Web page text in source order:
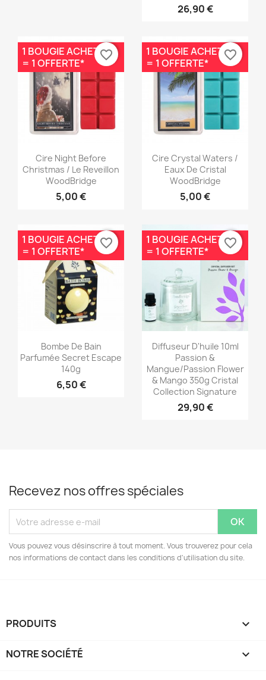
26,90 €
Aperçu rapide
Cire Night Before
Christmas / Le Reveillon
WoodBridge
5,00 €
1 BOUGIE ACHETÉE
= 1 OFFERTE*
favorite_border
Aperçu rapide
Cire Crystal Waters /
Eaux De Cristal
WoodBridge
5,00 €
1 BOUGIE ACHETÉE
= 1 OFFERTE*
favorite_border
Aperçu rapide
Bombe De Bain
Parfumée Secret Escape
140g
6,50 €
1 BOUGIE ACHETÉE
= 1 OFFERTE*
favorite_border
Aperçu rapide
Diffuseur D'huile 10ml
Passion &
Mangue/Passion Flower
& Mango 350g Cristal
Collection Signature
29,90 €
1 BOUGIE ACHETÉE
= 1 OFFERTE*
favorite_border
Recevez nos offres spéciales
Vous pouvez vous désinscrire à tout moment. Vous trouverez pour cela
nos informations de contact dans les conditions d'utilisation du site.
PRODUITS 
NOTRE SOCIÉTÉ 